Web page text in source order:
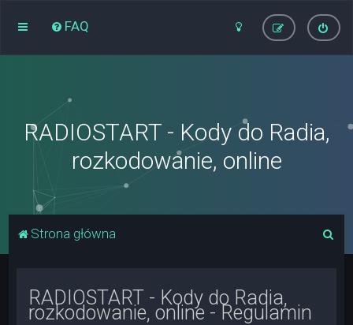
FAQ
RADIOSTART - Kody do Radia,
rozkodowanie, online
Strona główna
RADIOSTART - Kody do Radia,
rozkodowanie, online - Regulamin